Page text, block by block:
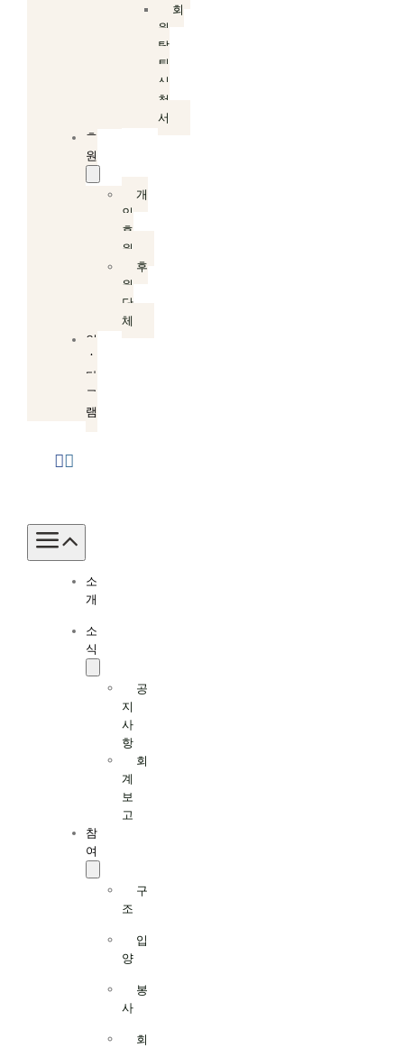
회
원
탈
퇴
신
청
서
후
원
개
인
후
원
후
원
단
체
인
스
타
그
램
Toggle
Navigation
소
개
소
식
공
지
사
항
회
계
보
고
참
여
구
조
입
양
봉
사
회